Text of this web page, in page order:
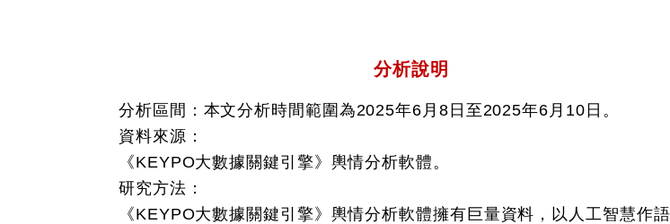
分析說明
分析區間：本文分析時間範圍為2025年6月8日至2025年6月10日。
資料來源：
《KEYPO大數據關鍵引擎》輿情分析軟體。
研究方法：
《KEYPO大數據關鍵引擎》輿情分析軟體擁有巨量資料，以人工智慧作